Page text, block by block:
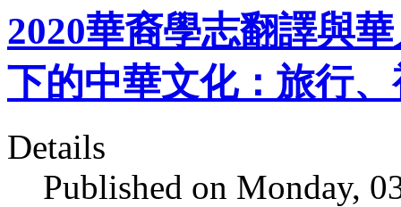
2020華裔學志翻譯與
下的中華文化：旅行
Details
Published on Monday,